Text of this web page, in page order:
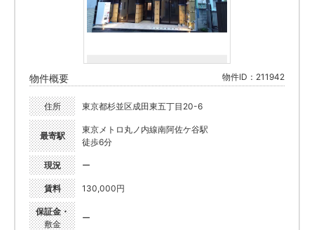
物件概要 物件ID：211942
住所 東京都杉並区成田東五丁目20-6
最寄駅
東京メトロ丸ノ内線南阿佐ケ谷駅
徒歩6分
現況 ー
賃料 130,000円
保証金・
敷金
ー